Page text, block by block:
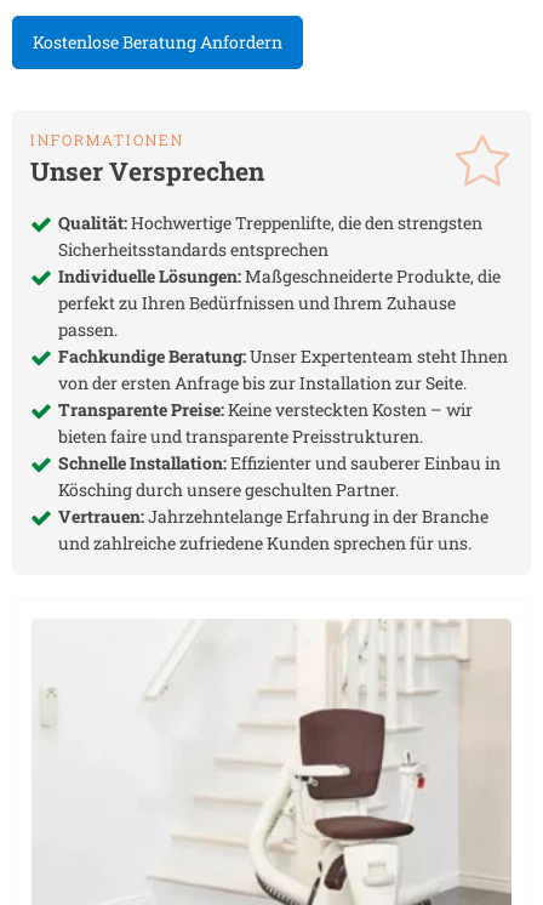
Kostenlose Beratung Anfordern
INFORMATIONEN
Unser Versprechen
Qualität:Hochwertige Treppenlifte, die den strengsten
Sicherheitsstandards entsprechen
Individuelle Lösungen:Maßgeschneiderte Produkte, die
perfekt zu Ihren Bedürfnissen und Ihrem Zuhause
passen.
Fachkundige Beratung:Unser Expertenteam steht Ihnen
von der ersten Anfrage bis zur Installation zur Seite.
Transparente Preise:Keine versteckten Kosten – wir
bieten faire und transparente Preisstrukturen.
Schnelle Installation:Effizienter und sauberer Einbau in
Köschingdurch unsere geschulten Partner.
Vertrauen:Jahrzehntelange Erfahrung in der Branche
und zahlreiche zufriedene Kunden sprechen für uns.